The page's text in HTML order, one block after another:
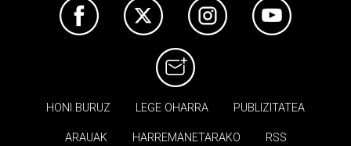
HONI BURUZ LEGE OHARRA PUBLIZITATEA
ARAUAK HARREMANETARAKO RSS